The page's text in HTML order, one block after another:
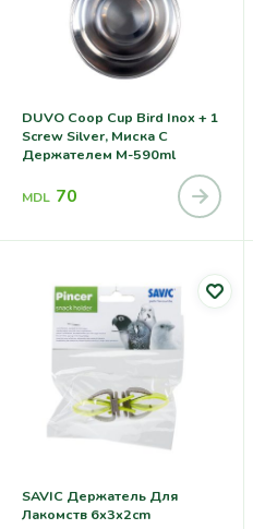
DUVO Coop Cup Bird Inox + 1
Screw Silver, Миска С
Держателем M-590ml
MDL 70
SAVIC Держатель Для
Лакомств 6x3x2cm